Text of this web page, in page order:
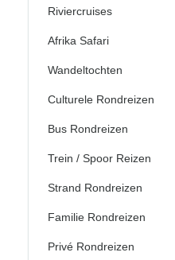
Riviercruises
Afrika Safari
Wandeltochten
Culturele Rondreizen
Bus Rondreizen
Trein / Spoor Reizen
Strand Rondreizen
Familie Rondreizen
Privé Rondreizen